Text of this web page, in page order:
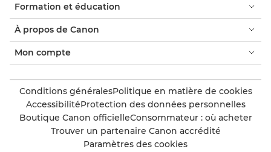
Formation et éducation
À propos de Canon
Mon compte
Conditions généralesPolitique en matière de cookies
AccessibilitéProtection des données personnelles
Boutique Canon officielleConsommateur : où acheter
Trouver un partenaire Canon accrédité
Paramètres des cookies